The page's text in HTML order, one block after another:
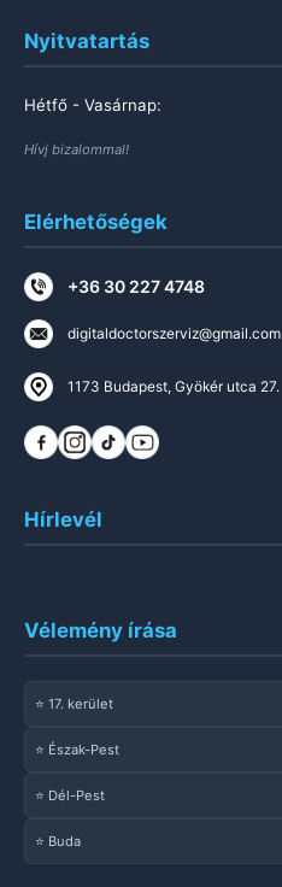
Nyitvatartás
Hétfő - Vasárnap:
Hívj bizalommal!
Elérhetőségek
+36 30 227 4748
digitaldoctorszerviz@gmail.com
1173 Budapest, Gyökér utca 27.
Hírlevél
Vélemény írása
⭐ 17. kerület
⭐ Észak-Pest
⭐ Dél-Pest
⭐ Buda